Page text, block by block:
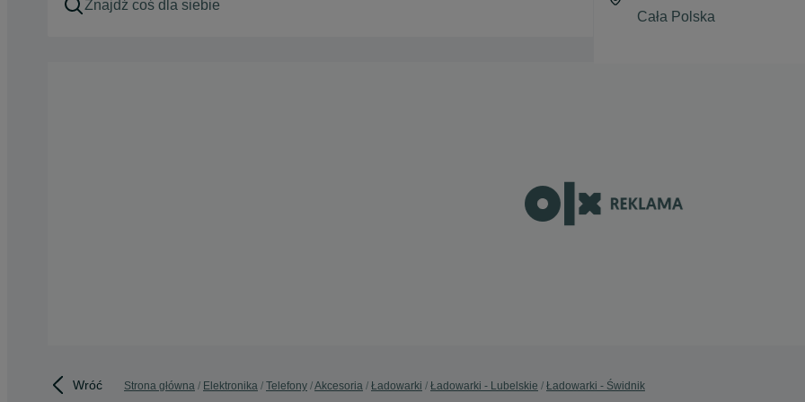
Wróć Strona główna Elektronika Telefony Akcesoria Ładowarki Ładowarki - Lubelskie Ładowarki - Świdnik